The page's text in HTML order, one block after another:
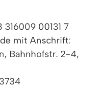
00131 7
mit Anschrift:
Bahnhofstr. 2-4,